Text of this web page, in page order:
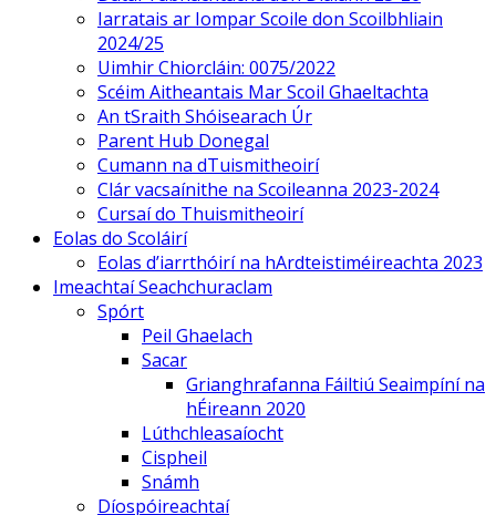
Iarratais ar Iompar Scoile don Scoilbhliain
2024/25
Uimhir Chiorcláin: 0075/2022
Scéim Aitheantais Mar Scoil Ghaeltachta
An tSraith Shóisearach Úr
Parent Hub Donegal
Cumann na dTuismitheoirí
Clár vacsaínithe na Scoileanna 2023-2024
Cursaí do Thuismitheoirí
Eolas do Scoláirí
Eolas d’iarrthóirí na hArdteistiméireachta 2023
Imeachtaí Seachchuraclam
Spórt
Peil Ghaelach
Sacar
Grianghrafanna Fáiltiú Seaimpíní na
hÉireann 2020
Lúthchleasaíocht
Cispheil
Snámh
Díospóireachtaí